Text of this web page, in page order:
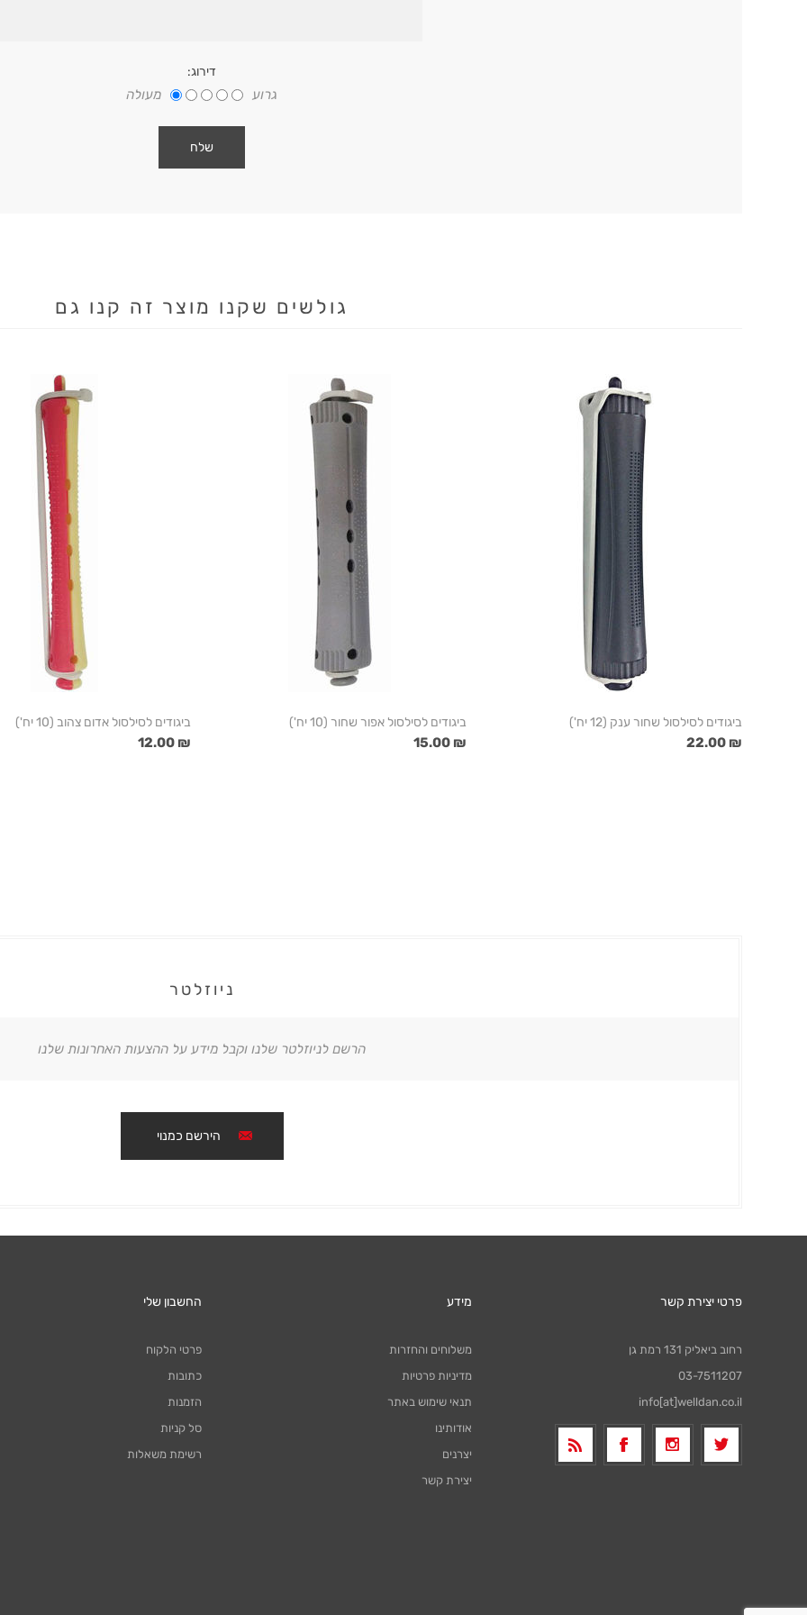
דירוג:
גרוע מעולה
גולשים שקנו מוצר זה קנו גם
ביגודים לסילסול שחור ענק (12 יח')
₪ 22.00
ביגודים לסילסול אפור שחור (10 יח')
₪ 15.00
ביגודים לסילסול אדום צהוב (10 יח')
₪ 12.00
ניוזלטר
הרשם לניוזלטר שלנו וקבל מידע על ההצעות האחרונות שלנו
הירשם כמנוי
פרטי יצירת קשר
רחוב ביאליק 131 רמת גן
03-7511207
info[at]welldan.co.il
מידע
משלוחים והחזרות
מדיניות פרטיות
תנאי שימוש באתר
אודותינו
יצרנים
יצירת קשר
החשבון שלי
פרטי הלקוח
כתובות
הזמנות
סל קניות
רשימת משאלות